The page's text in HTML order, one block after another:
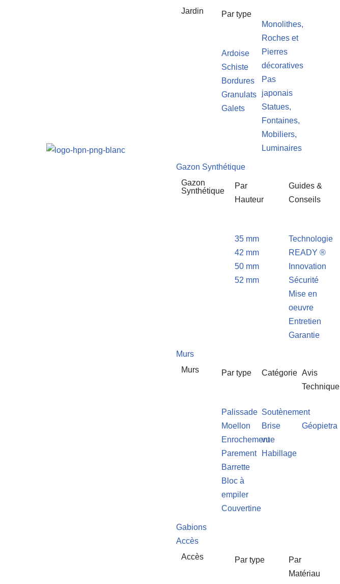
Jardin
Par type
Ardoise
Schiste
Bordures
Granulats
Galets
Monolithes,
Roches et
Pierres
décoratives
Pas
japonais
Statues,
Fontaines,
Mobiliers,
Luminaires
Gazon Synthétique
Gazon
Synthétique
Par
Hauteur
35 mm
42 mm
50 mm
52 mm
Guides &
Conseils
Technologie
READY ®
Innovation
Sécurité
Mise en
oeuvre
Entretien
Garantie
Murs
Murs
Par type
Palissade
Moellon
Enrochement
Parement
Barrette
Bloc à
empiler
Couvertine
Catégorie
Soutènement
Brise
vue
Habillage
Avis
Technique
Géopietra
Gabions
Accès
Accès
Par type
Par
Matériau